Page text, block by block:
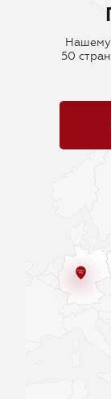
Нашему
50